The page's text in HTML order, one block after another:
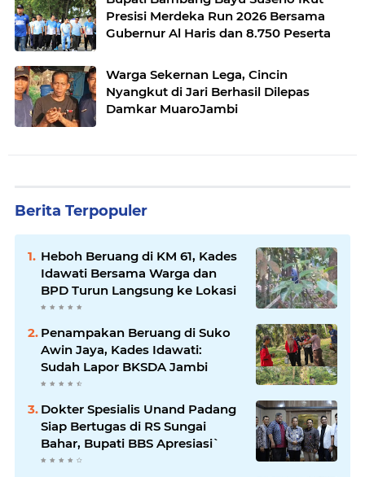
Presisi Merdeka Run 2026 Bersama
Gubernur Al Haris dan 8.750 Peserta
Warga Sekernan Lega, Cincin
Nyangkut di Jari Berhasil Dilepas
Damkar MuaroJambi
Berita Terpopuler
Heboh Beruang di KM 61, Kades
Idawati Bersama Warga dan
BPD Turun Langsung ke Lokasi
Penampakan Beruang di Suko
Awin Jaya, Kades Idawati:
Sudah Lapor BKSDA Jambi
Dokter Spesialis Unand Padang
Siap Bertugas di RS Sungai
Bahar, Bupati BBS Apresiasi`